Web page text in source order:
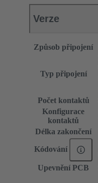
Verze
Způsob připojení
Typ připojení
Počet kontaktů
Konfigurace
kontaktů
Délka zakončení
Kódování
Upevnění PCB